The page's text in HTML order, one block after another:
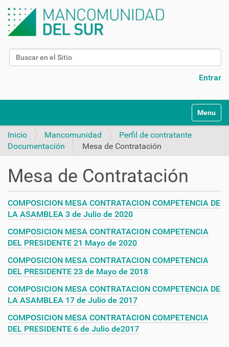
Buscar
Entrar
v
Toggle
Inicio Mancomunidad
Perfil de contratante
Documentación
Mesa de Contratación
Mesa de Contratación
COMPOSICION MESA CONTRATACION COMPETENCIA DE
LA ASAMBLEA 3 de Julio de 2020
COMPOSICION MESA CONTRATACION COMPETENCIA
DEL PRESIDENTE 21 Mayo de 2020
COMPOSICION MESA CONTRATACION COMPETENCIA
DEL PRESIDENTE 23 de Mayo de 2018
COMPOSICION MESA CONTRATACION COMPETENCIA DE
LA ASAMBLEA 17 de Julio de 2017
COMPOSICION MESA CONTRATACION COMPETENCIA
DEL PRESIDENTE 6 de Julio de2017